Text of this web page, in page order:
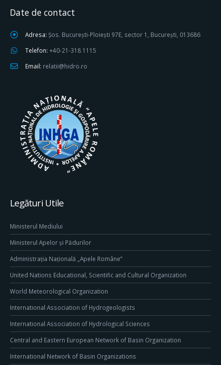
Date de contact
Adresa: Șos. București-Ploiești 97E, sector 1, București, 013686
Telefon: +40-21-318 1115
Email: relatii@hidro.ro
Legături Utile
Ministerul Mediului
Ministerul Apelor și Pădurilor
Administrația Națională „Apele Române”
United Nations Educational, Scientific and Cultural Organization
World Meteorological Organization
International Association of Hydrogeologists
International Association of Hydrological Sciences
Central and Eastern European Network of Basin Organization
International Network of Basin Organizations